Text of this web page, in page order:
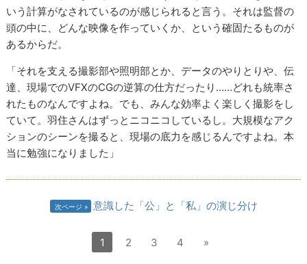
いう計算がなされているのが感じられると言う。それは監督の
頭の中に、どんな映像を作っていくか、という確固たるものが
あるからだ。
「それを支える撮影部や照明部とか、データのやりとりや、伝
達、現場でのVFXのCGの逆算の仕方だったり……どれも統率さ
れたものなんですよね。でも、みんな効率よく楽しく撮影をし
ていて。羽住さんはずっとニコニコしているし。大規模なアク
ションのシーンを撮ると、現場の底力を感じるんですよね。本
当に勉強になりました」
次ページ 意識した「公」と「私」の演じ分け
1 2 3 4 »